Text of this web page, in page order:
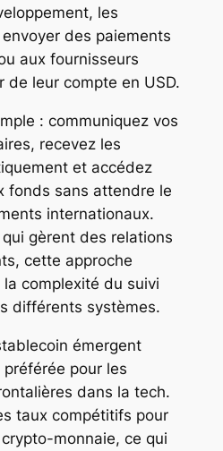
les
des paiements
aux fournisseurs
leur compte en USD.
: communiquez vos
recevez les
et accédez
fonds sans attendre le
internationaux.
gèrent des relations
cette approche
complexité du suivi
différents systèmes.
émergent
pour les
dans la tech.
taux compétitifs pour
monnaie, ce qui